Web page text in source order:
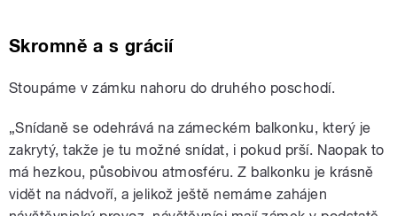
Skromně a s grácií
Stoupáme v zámku nahoru do druhého poschodí.
„Snídaně se odehrává na zámeckém balkonku, který je
zakrytý, takže je tu možné snídat, i pokud prší. Naopak to
má hezkou, působivou atmosféru. Z balkonku je krásně
vidět na nádvoří, a jelikož ještě nemáme zahájen